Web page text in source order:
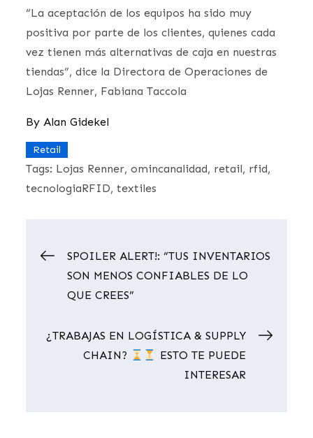
“La aceptación de los equipos ha sido muy
positiva por parte de los clientes, quienes cada
vez tienen más alternativas de caja en nuestras
tiendas”, dice la Directora de Operaciones de
Lojas Renner, Fabiana Taccola
ByAlan Gidekel
Retail
Tags: Lojas Renner omincanalidad retail rfid
tecnologiaRFID textiles
Navegación
de
entradas
SPOILER ALERT!: “TUS INVENTARIOS
SON MENOS CONFIABLES DE LO
QUE CREES”
¿TRABAJAS EN LOGÍSTICA & SUPPLY
CHAIN?
ESTO TE PUEDE
INTERESAR